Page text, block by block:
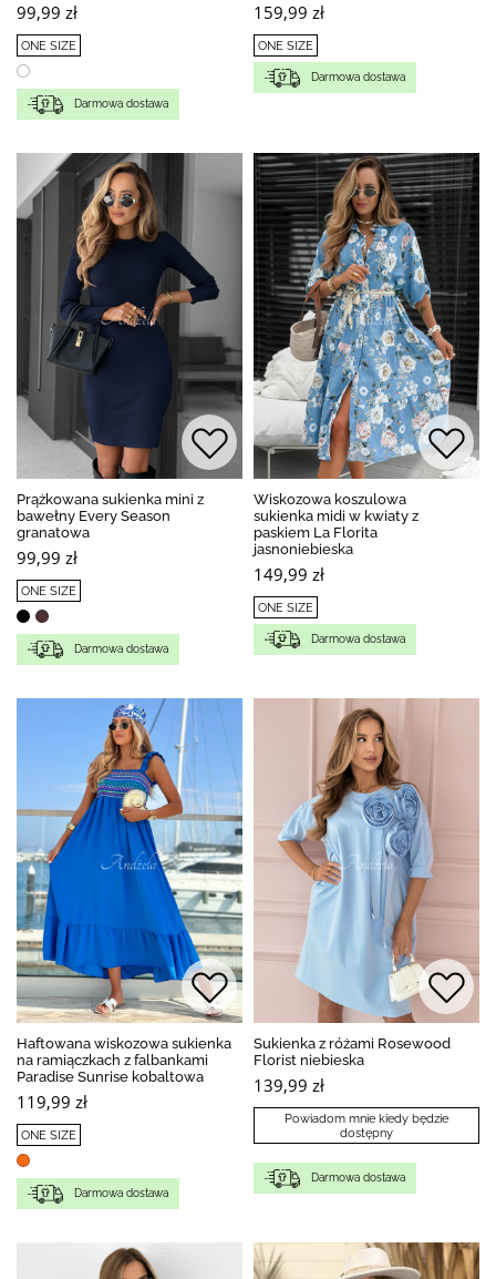
99,99 zł
ONE SIZE
Darmowa dostawa
159,99 zł
ONE SIZE
Darmowa dostawa
Prążkowana sukienka mini z
bawełny Every Season
granatowa
99,99 zł
ONE SIZE
Darmowa dostawa
Wiskozowa koszulowa
sukienka midi w kwiaty z
paskiem La Florita
jasnoniebieska
149,99 zł
ONE SIZE
Darmowa dostawa
Haftowana wiskozowa sukienka
na ramiączkach z falbankami
Paradise Sunrise kobaltowa
119,99 zł
ONE SIZE
Darmowa dostawa
Sukienka z różami Rosewood
Florist niebieska
139,99 zł
Powiadom mnie kiedy będzie
dostępny
Darmowa dostawa